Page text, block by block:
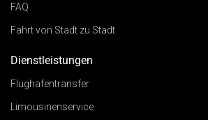
FAQ
Fahrt von Stadt zu Stadt
Dienstleistungen
Flughafentransfer
Limousinenservice